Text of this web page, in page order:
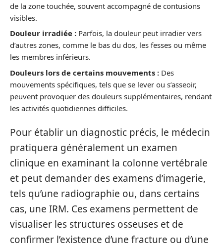
de la zone touchée, souvent accompagné de contusions
visibles.
Douleur irradiée : Parfois, la douleur peut irradier vers
d’autres zones, comme le bas du dos, les fesses ou même
les membres inférieurs.
Douleurs lors de certains mouvements : Des
mouvements spécifiques, tels que se lever ou s’asseoir,
peuvent provoquer des douleurs supplémentaires, rendant
les activités quotidiennes difficiles.
Pour établir un diagnostic précis, le médecin
pratiquera généralement un examen
clinique en examinant la colonne vertébrale
et peut demander des examens d’imagerie,
tels qu’une radiographie ou, dans certains
cas, une IRM. Ces examens permettent de
visualiser les structures osseuses et de
confirmer l’existence d’une fracture ou d’une